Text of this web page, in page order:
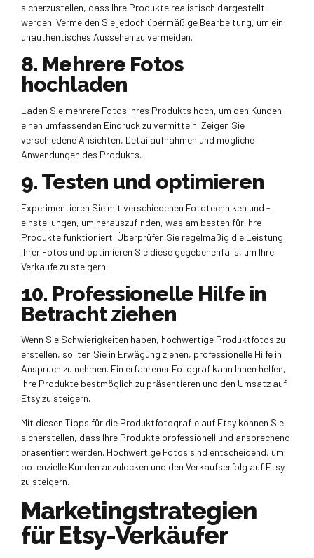
sicherzustellen, dass Ihre Produkte realistisch dargestellt
werden. Vermeiden Sie jedoch übermäßige Bearbeitung, um ein
unauthentisches Aussehen zu vermeiden.
8. Mehrere Fotos
hochladen
Laden Sie mehrere Fotos Ihres Produkts hoch, um den Kunden
einen umfassenden Eindruck zu vermitteln. Zeigen Sie
verschiedene Ansichten, Detailaufnahmen und mögliche
Anwendungen des Produkts.
9. Testen und optimieren
Experimentieren Sie mit verschiedenen Fototechniken und -
einstellungen, um herauszufinden, was am besten für Ihre
Produkte funktioniert. Überprüfen Sie regelmäßig die Leistung
Ihrer Fotos und optimieren Sie diese gegebenenfalls, um Ihre
Verkäufe zu steigern.
10. Professionelle Hilfe in
Betracht ziehen
Wenn Sie Schwierigkeiten haben, hochwertige Produktfotos zu
erstellen, sollten Sie in Erwägung ziehen, professionelle Hilfe in
Anspruch zu nehmen. Ein erfahrener Fotograf kann Ihnen helfen,
Ihre Produkte bestmöglich zu präsentieren und den Umsatz auf
Etsy zu steigern.
Mit diesen Tipps für die Produktfotografie auf Etsy können Sie
sicherstellen, dass Ihre Produkte professionell und ansprechend
präsentiert werden. Hochwertige Fotos sind entscheidend, um
potenzielle Kunden anzulocken und den Verkaufserfolg auf Etsy
zu steigern.
Marketingstrategien
für Etsy-Verkäufer